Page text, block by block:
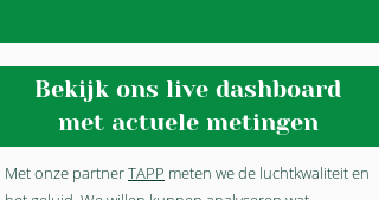
Bekijk ons live dashboard
met actuele metingen
Met onze partnerTAPP meten we de luchtkwaliteit en